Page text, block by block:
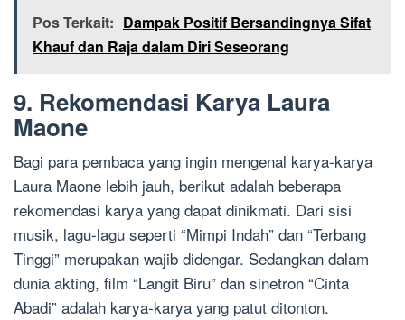
Pos Terkait: Dampak Positif Bersandingnya Sifat
Khauf dan Raja dalam Diri Seseorang
9. Rekomendasi Karya Laura
Maone
Bagi para pembaca yang ingin mengenal karya-karya
Laura Maone lebih jauh, berikut adalah beberapa
rekomendasi karya yang dapat dinikmati. Dari sisi
musik, lagu-lagu seperti “Mimpi Indah” dan “Terbang
Tinggi” merupakan wajib didengar. Sedangkan dalam
dunia akting, film “Langit Biru” dan sinetron “Cinta
Abadi” adalah karya-karya yang patut ditonton.